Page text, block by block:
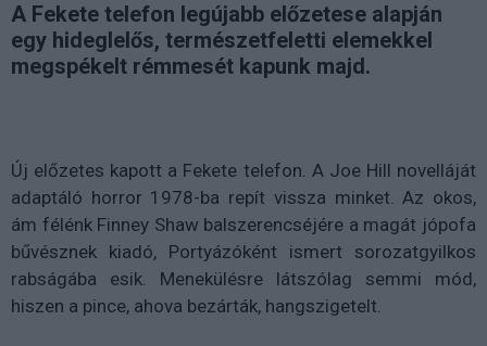
A Fekete telefon legújabb előzetese alapján
egy hideglelős, természetfeletti elemekkel
megspékelt rémmesét kapunk majd.
Új előzetes kapott a Fekete telefon. A Joe Hill novelláját
adaptáló horror 1978-ba repít vissza minket. Az okos,
ám félénk Finney Shaw balszerencséjére a magát jópofa
bűvésznek kiadó, Portyázóként ismert sorozatgyilkos
rabságába esik. Menekülésre látszólag semmi mód,
hiszen a pince, ahova bezárták, hangszigetelt.